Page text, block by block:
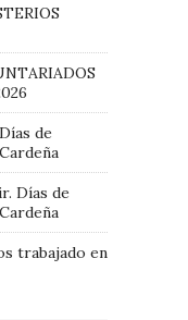
de
Días de
trabajado en